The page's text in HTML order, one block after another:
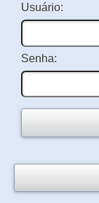
Usuário:
Senha: